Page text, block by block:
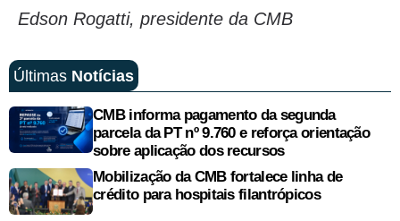
Edson Rogatti, presidente da CMB
Últimas Notícias
CMB informa pagamento da segunda
parcela da PT nº 9.760 e reforça orientação
sobre aplicação dos recursos
Mobilização da CMB fortalece linha de
crédito para hospitais filantrópicos